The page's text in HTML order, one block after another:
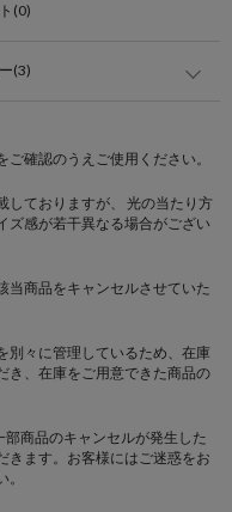
(0)
(3)
確認のうえご使用ください。
ておりますが、 光の当たり方
ズ感が若干異なる場合がござい
商品をキャンセルさせていた
別々に管理しているため、在庫
き、在庫をご用意できた商品の
商品のキャンセルが発生した
きます。お客様にはご迷惑をお